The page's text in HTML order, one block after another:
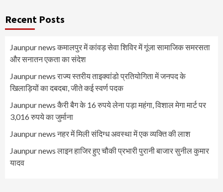
Recent Posts
Jaunpur news कमालपुर में कांवड़ सेवा शिविर में गूंजा सामाजिक समरसता
और सनातन एकता का संदेश
Jaunpur news ​राज्य स्तरीय ताइक्वांडो प्रतियोगिता में जनपद के
खिलाड़ियों का दबदबा, जीते कई स्वर्ण पदक
Jaunpur news कैरी बैग के 16 रुपये लेना पड़ा महंगा, विशाल मेगा मार्ट पर
3,016 रुपये का जुर्माना
Jaunpur news नहर में मिली संदिग्ध अवस्था में एक व्यक्ति की लाश
Jaunpur news लाइन हाजिर हुए चौकी प्रभारी पुरानी बाजार सुनील कुमार
यादव